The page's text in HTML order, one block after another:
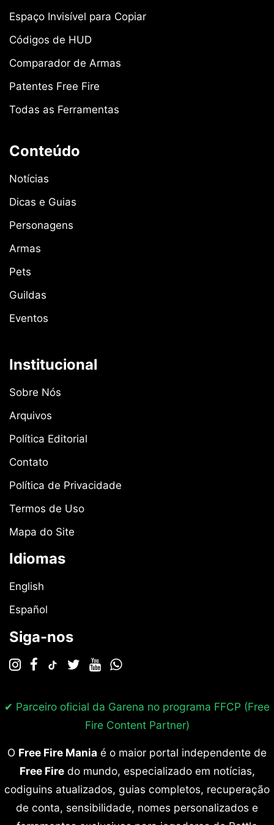
Espaço Invisível para Copiar
Códigos de HUD
Comparador de Armas
Patentes Free Fire
Todas as Ferramentas
Conteúdo
Notícias
Dicas e Guias
Personagens
Armas
Pets
Guildas
Eventos
Institucional
Sobre Nós
Arquivos
Política Editorial
Contato
Política de Privacidade
Termos de Uso
Mapa do Site
Idiomas
English
Español
Siga-nos
✔ Parceiro oficial da Garena no programa FFCP (Free
Fire Content Partner)
O Free Fire Mania é o maior portal independente de
Free Firedo mundo, especializado em notícias,
codiguins atualizados, guias completos, recuperação
de conta, sensibilidade, nomes personalizados e